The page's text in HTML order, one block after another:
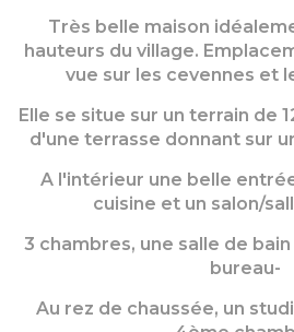
Très belle maison
hauteurs du village.
vue sur les cevennes et
Elle se situe sur un terrain de
d'une terrasse donnant sur
A l'intérieur une belle
cuisine et un salon/
3 chambres, une salle de
bureau-
Au rez de chaussée, un